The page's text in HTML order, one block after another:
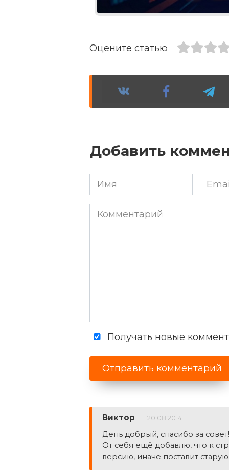
Оцените статью
Добавить
Имя
*
Email
*
Комментарий
Получать новые
Виктор 20.08.2014
День добрый, спасибо за совет!
От себя ещё добавлю, что к
версию, иначе поставит